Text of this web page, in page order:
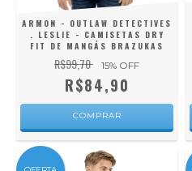
ARMON - OUTLAW DETECTIVES
. LESLIE - CAMISETAS DRY
FIT DE MANGÁS BRAZUKAS
R$99,70 15% OFF
R$84,90
COMPRAR